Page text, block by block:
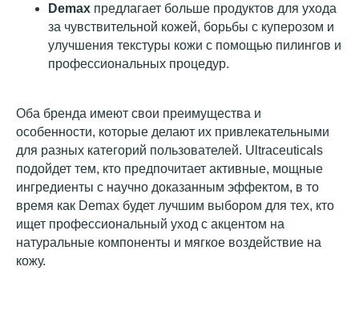
Demax предлагает больше продуктов для ухода
за чувствительной кожей, борьбы с куперозом и
улучшения текстуры кожи с помощью пилингов и
профессиональных процедур.
Оба бренда имеют свои преимущества и
особенности, которые делают их привлекательными
для разных категорий пользователей. Ultraceuticals
подойдет тем, кто предпочитает активные, мощные
ингредиенты с научно доказанным эффектом, в то
время как Demax будет лучшим выбором для тех, кто
ищет профессиональный уход с акцентом на
натуральные компоненты и мягкое воздействие на
кожу.